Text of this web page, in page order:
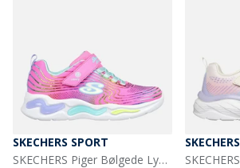
SKECHERS SPORT
SKECHERS Piger Bølgede Lys Sneakers Pink
SKECHERS